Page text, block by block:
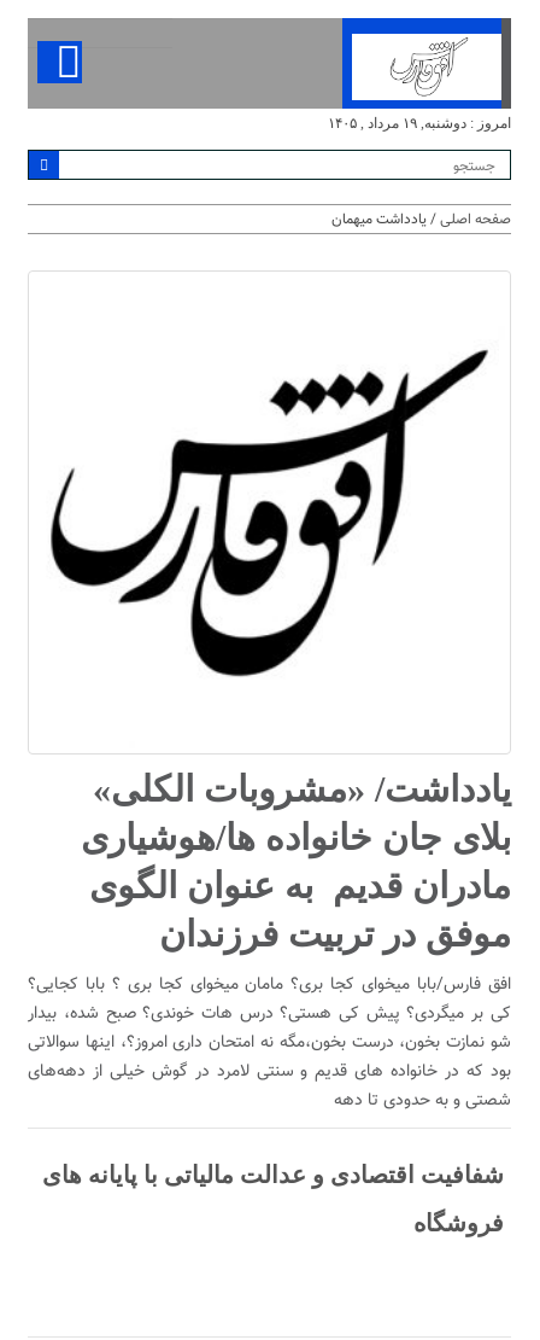
امروز : دوشنبه, ۱۹ مرداد , ۱۴۰۵
صفحه اصلی/ یادداشت میهمان
یادداشت/ «مشروبات الکلی»
بلای جان خانواده ها/هوشیاری
مادران قدیم به عنوان الگوی
موفق در تربیت فرزندان
افق فارس/بابا میخوای کجا بری؟ مامان میخوای کجا بری ؟ بابا کجایی؟
کی بر میگردی؟ پیش کی هستی؟ درس هات خوندی؟ صبح شده، بیدار
شو نمازت بخون، درست بخون،مگه نه امتحان داری امروز؟، اینها سوالاتی
بود که در خانواده‌ های قدیم و سنتی لامرد در گوش خیلی از دهه‌های
شصتی و به حدودی تا دهه
شفافیت اقتصادی و عدالت مالیاتی با پایانه های
فروشگاه